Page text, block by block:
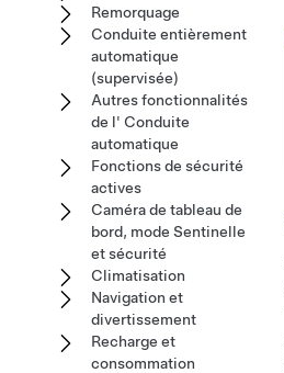
Remorquage
Conduite entièrement
automatique
(supervisée)
Autres fonctionnalités
de l' Conduite
automatique
Fonctions de sécurité
actives
Caméra de tableau de
bord, mode Sentinelle
et sécurité
Climatisation
Navigation et
divertissement
Recharge et
consommation